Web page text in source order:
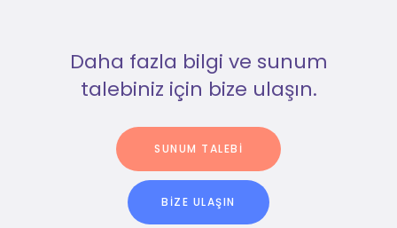
Daha fazla bilgi ve sunum
talebiniz için bize ulaşın.
SUNUM TALEBI
BIZE ULAŞIN